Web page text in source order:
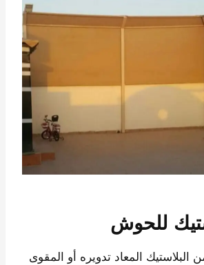
للحوش
المعاد تدويره أو المقوى